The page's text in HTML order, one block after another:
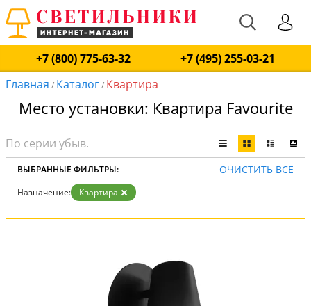
+7 (800) 775-63-32
+7 (495) 255-03-21
Главная / Каталог/ Квартира
Место установки: Квартира Favourite
ВЫБРАННЫЕ ФИЛЬТРЫ: ОЧИСТИТЬ ВСЕ
Назначение: Квартира